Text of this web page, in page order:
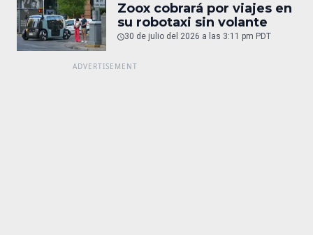
Zoox cobrará por viajes en
su robotaxi sin volante
30 de julio del 2026 a las 3:11 pm PDT